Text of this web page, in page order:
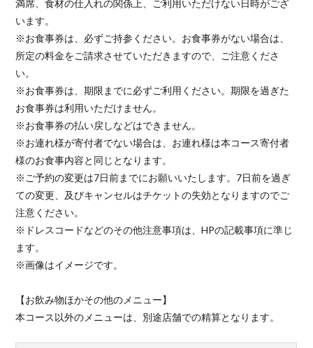
満席、食材の仕入れの関係上、ご利用いただけない日時がござ
います。
※お食事券は、必ずご持参ください。お食事券がない場合は、
所定の料金をご請求させていただきますので、ご注意くださ
い。
※お食事券は、期限までに必ずご利用ください。期限を過ぎた
お食事券は利用いただけません。
※お食事券の払い戻しなどはできません。
※お連れ様が寄付者でない場合は、お連れ様は本コース寄付者
様のお食事内容と同じとなります。
※ご予約の変更は7日前までにお願いいたします。7日前を過ぎ
ての変更、及びキャンセルはチケットの失効となりますのでご
注意ください。
※ドレスコードなどのその他注意事項は、HPの記載事項に準じ
ます。
※画像はイメージです。
【お飲み物ほかその他のメニュー】
本コース以外のメニューは、別途店舗での精算となります。